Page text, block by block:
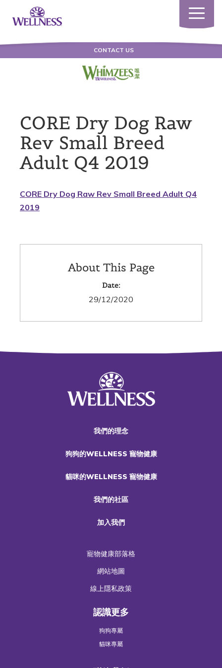
Toggle
CONTACT US
CORE Dry Dog Raw
Rev Small Breed
Adult Q4 2019
CORE Dry Dog Raw Rev Small Breed Adult Q4
2019
About This Page
Date:
29/12/2020
我們的理念
狗狗的WELLNESS 寵物健康
貓咪的WELLNESS 寵物健康
我們的社區
加入我們
寵物健康部落格
網站地圖
線上隱私政策
認識更多
狗狗專屬
貓咪專屬